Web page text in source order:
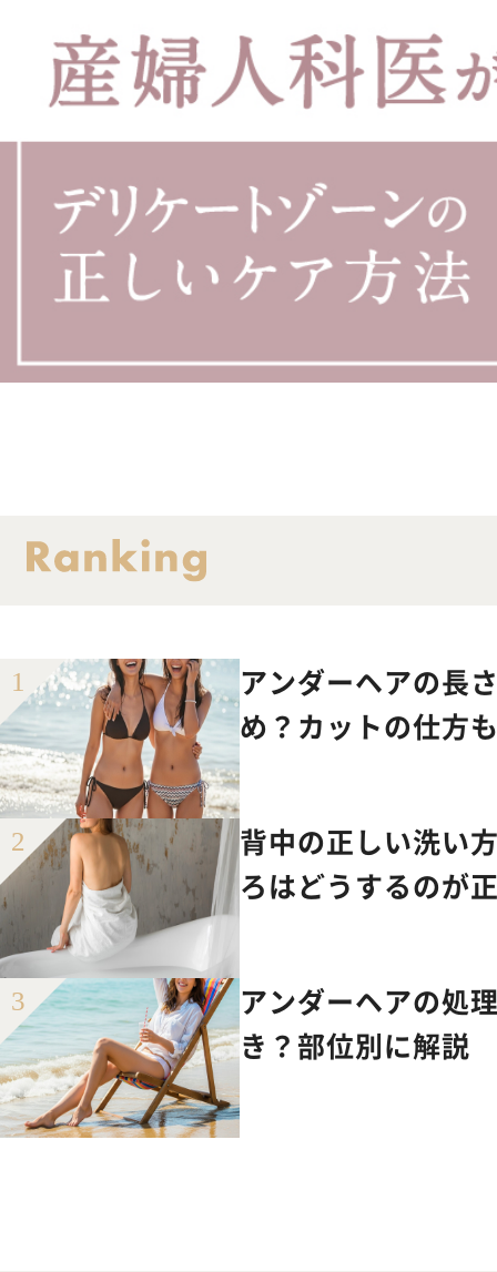
アンダーヘアの長
め？カットの仕方
背中の正しい洗い
ろはどうするのが
アンダーヘアの処
き？部位別に解説